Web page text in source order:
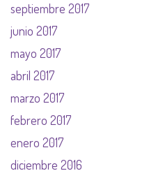
septiembre 2017
junio 2017
mayo 2017
abril 2017
marzo 2017
febrero 2017
enero 2017
diciembre 2016